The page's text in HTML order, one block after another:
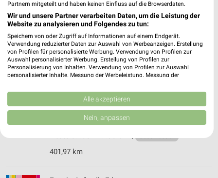
Ernsting's family Neumarkt
Untere Marktstraße 25
92318 Neumarkt
Heute 09:00 - 19:00 Uhr | Geschlossen
385,14 km
❯
Ernsting's family Hilpoltstein
Industriestraße 10
91161 Hilpoltstein
401,97 km
Partnern mitgeteilt und haben keinen Einfluss auf die Browserdaten.
Wir und unsere Partner verarbeiten Daten, um die Leistung der
Website zu analysieren und Folgendes zu tun:
Speichern von oder Zugriff auf Informationen auf einem Endgerät.
Verwendung reduzierter Daten zur Auswahl von Werbeanzeigen. Erstellung
von Profilen für personalisierte Werbung. Verwendung von Profilen zur
Auswahl personalisierter Werbung. Erstellung von Profilen zur
Personalisierung von Inhalten. Verwendung von Profilen zur Auswahl
personalisierter Inhalte. Messung der Werbeleistung. Messung der
Kombinationen von Daten aus verschiedenen Quellen. Entwicklung und
Verbesserung der Angebote. Verwendung reduzierter Daten zur Auswahl
von Inhalten.
Daten können außerhalb der Europäischen Union weitergegeben und in die
USA gesendet werden.
Website/App.
Partnerliste anzeigen (1 IAB-Anbieter)
Alle akzeptieren
Nein, anpassen